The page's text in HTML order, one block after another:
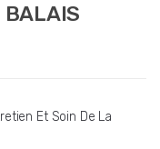
BALAIS
Et Soin De La